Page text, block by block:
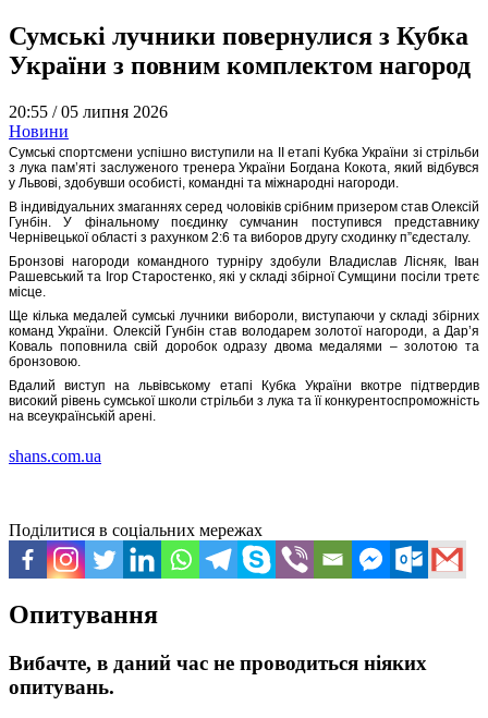
Сумські лучники повернулися з Кубка
України з повним комплектом нагород
20:55 /05 липня 2026
Новини
Сумські спортсмени успішно виступили на ІІ етапі Кубка України зі стрільби
з лука пам’яті заслуженого тренера України Богдана Кокота, який відбувся
у Львові, здобувши особисті, командні та міжнародні нагороди.
В індивідуальних змаганнях серед чоловіків срібним призером став Олексій
Гунбін. У фінальному поєдинку сумчанин поступився представнику
Чернівецької області з рахунком 2:6 та виборов другу сходинку п”єдесталу.
Бронзові нагороди командного турніру здобули Владислав Лісняк, Іван
Рашевський та Ігор Старостенко, які у складі збірної Сумщини посіли третє
місце.
Ще кілька медалей сумські лучники вибороли, виступаючи у складі збірних
команд України. Олексій Гунбін став володарем золотої нагороди, а Дар’я
Коваль поповнила свій доробок одразу двома медалями – золотою та
бронзовою.
Вдалий виступ на львівському етапі Кубка України вкотре підтвердив
високий рівень сумської школи стрільби з лука та її конкурентоспроможність
на всеукраїнській арені.
shans.com.ua
Поділитися в соціальних мережах
Опитування
Вибачте, в даний час не проводиться ніяких
опитувань.